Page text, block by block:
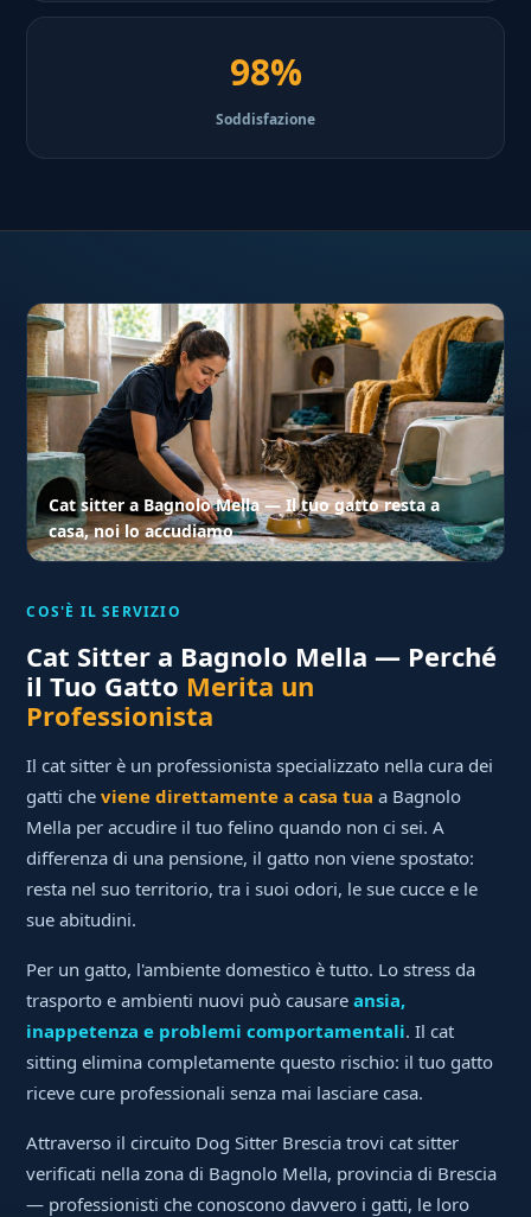
98%
Soddisfazione
Cat sitter a Bagnolo Mella — Il tuo gatto resta a
casa, noi lo accudiamo
COS'È IL SERVIZIO
Cat Sitter a Bagnolo Mella — Perché
il Tuo Gatto Merita un
Professionista
Il cat sitter è un professionista specializzato nella cura dei
gatti cheviene direttamente a casa tua a Bagnolo
Mella per accudire il tuo felino quando non ci sei. A
differenza di una pensione, il gatto non viene spostato:
resta nel suo territorio, tra i suoi odori, le sue cucce e le
sue abitudini.
Per un gatto, l'ambiente domestico è tutto. Lo stress da
trasporto e ambienti nuovi può causareansia,
inappetenza e problemi comportamentali. Il cat
sitting elimina completamente questo rischio: il tuo gatto
riceve cure professionali senza mai lasciare casa.
Attraverso il circuito Dog Sitter Brescia trovi cat sitter
verificati nella zona di Bagnolo Mella, provincia di Brescia
— professionisti che conoscono davvero i gatti, le loro